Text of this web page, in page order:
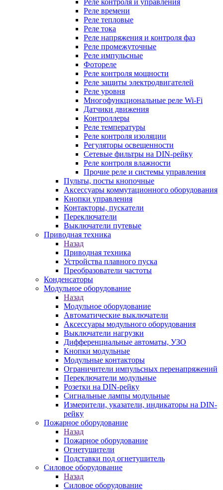
Реле контроля и управления
Реле времени
Реле тепловые
Реле тока
Реле напряжения и контроля фаз
Реле промежуточные
Реле импульсные
Фотореле
Реле контроля мощности
Реле защиты электродвигателей
Реле уровня
Многофункциональные реле Wi-Fi
Датчики движения
Контроллеры
Реле температуры
Реле контроля изоляции
Регуляторы освещенности
Сетевые фильтры на DIN-рейку
Реле контроля влажности
Прочие реле и системы управления
Пульты, посты кнопочные
Аксессуары коммутационного оборудования
Кнопки управления
Контакторы, пускатели
Переключатели
Выключатели путевые
Приводная техника
Назад
Приводная техника
Устройства плавного пуска
Преобразователи частоты
Конденсаторы
Модульное оборудование
Назад
Модульное оборудование
Автоматические выключатели
Аксессуары модульного оборудования
Выключатели нагрузки
Дифференциальные автоматы, УЗО
Кнопки модульные
Модульные контакторы
Ограничители импульсных перенапряжений
Переключатели модульные
Розетки на DIN-рейку
Сигнальные лампы модульные
Измерители, указатели, индикаторы на DIN-
рейку
Пожарное оборудование
Назад
Пожарное оборудование
Огнетушители
Подставки под огнетушитель
Силовое оборудование
Назад
Силовое оборудование